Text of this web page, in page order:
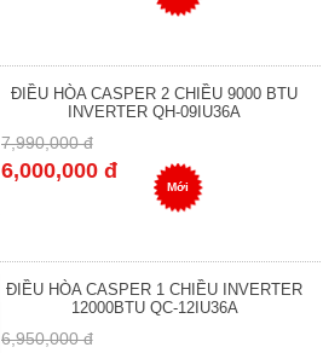
ĐIỀU HÒA CASPER 2 CHIỀU 9000 BTU
INVERTER QH-09IU36A
7,990,000 đ
6,000,000 đ
Mới
ĐIỀU HÒA CASPER 1 CHIỀU INVERTER
12000BTU QC-12IU36A
6,950,000 đ